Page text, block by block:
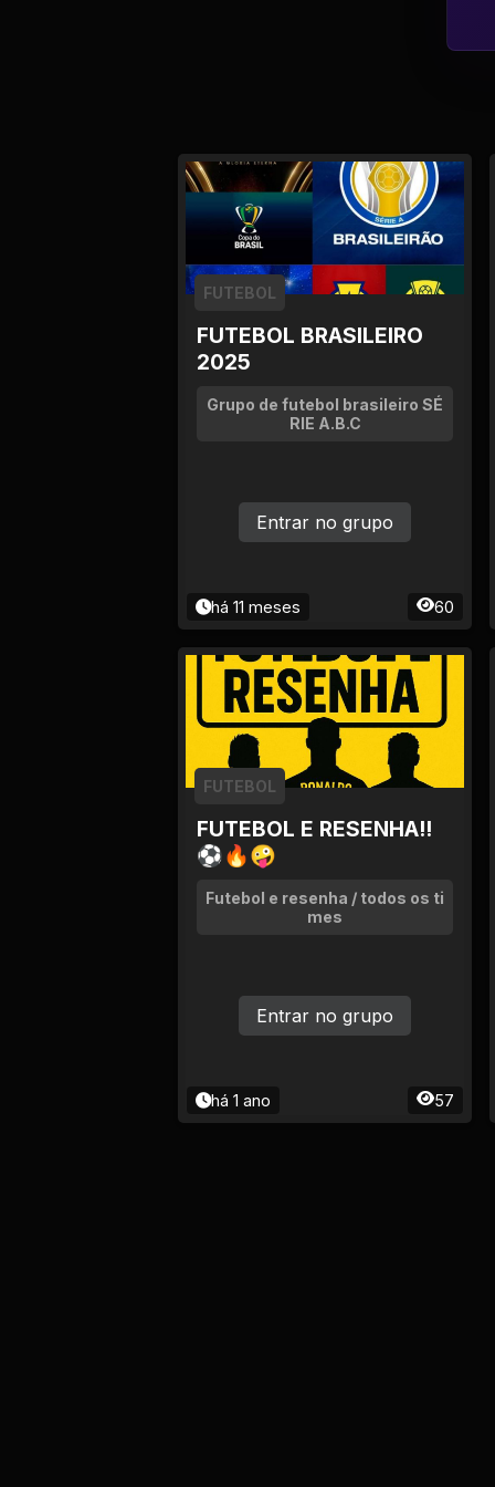
FUTEBOL BRASILEIRO
2025
FUTEBOL
Grupo de futebol brasileiro SÉ
RIE A.B.C
há 11 meses 60
Entrar no grupo
FUTEBOL E RESENHA!!
⚽🔥🤪
FUTEBOL
Futebol e resenha / todos os ti
mes
há 1 ano 57
Entrar no grupo